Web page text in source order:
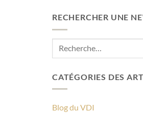
RECHERCHER UNE
CATÉGORIES DES
Blog du VDI